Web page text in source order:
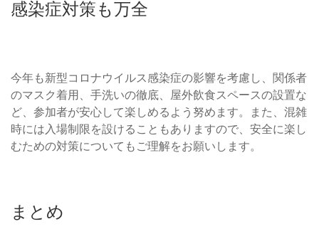
感染症対策も万全
今年も新型コロナウイルス感染症の影響を考慮し、関係者
のマスク着用、手洗いの徹底、屋外飲食スペースの設置な
ど、参加者が安心して楽しめるよう努めます。また、混雑
時には入場制限を設けることもありますので、安全に楽し
むための対策についてもご理解をお願いします。
まとめ